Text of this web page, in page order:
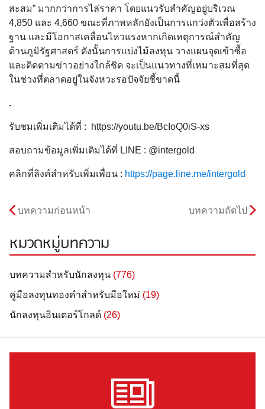
สะสม” มากกว่าการไล่ราคา โดยแนวรับสำคัญอยู่บริเวณ
4,850 และ 4,660 ขณะที่ภาพหลักยังเป็นการแกว่งตัวเพื่อสร้าง
ฐาน และมีโอกาสเคลื่อนไหวแรงหากเกิดเหตุการณ์สำคัญ
ด้านภูมิรัฐศาสตร์ ดังนั้นการแบ่งไม้ลงทุน วางแผนจุดเข้าซื้อ
และติดตามข่าวอย่างใกล้ชิด จะเป็นแนวทางที่เหมาะสมที่สุด
ในช่วงที่ตลาดอยู่ในจังหวะรอปัจจัยชี้ขาดนี้
.
รับชมเพิ่มเติมได้ที่ : https://youtu.be/BcIoQ0iS-xs
สอบถามข้อมูลเพิ่มเติมได้ที่ LINE : @intergold
คลิกที่ลิงค์สำหรับเพิ่มเพื่อน : https://page.line.me/intergold
บทความก่อนหน้า บทความถัดไป
หมวดหมู่บทความ
บทความสำหรับนักลงทุน (776)
คู่มือลงทุนทองคำสำหรับมือใหม่ (19)
นักลงทุนอินเตอร์โกลด์ (26)